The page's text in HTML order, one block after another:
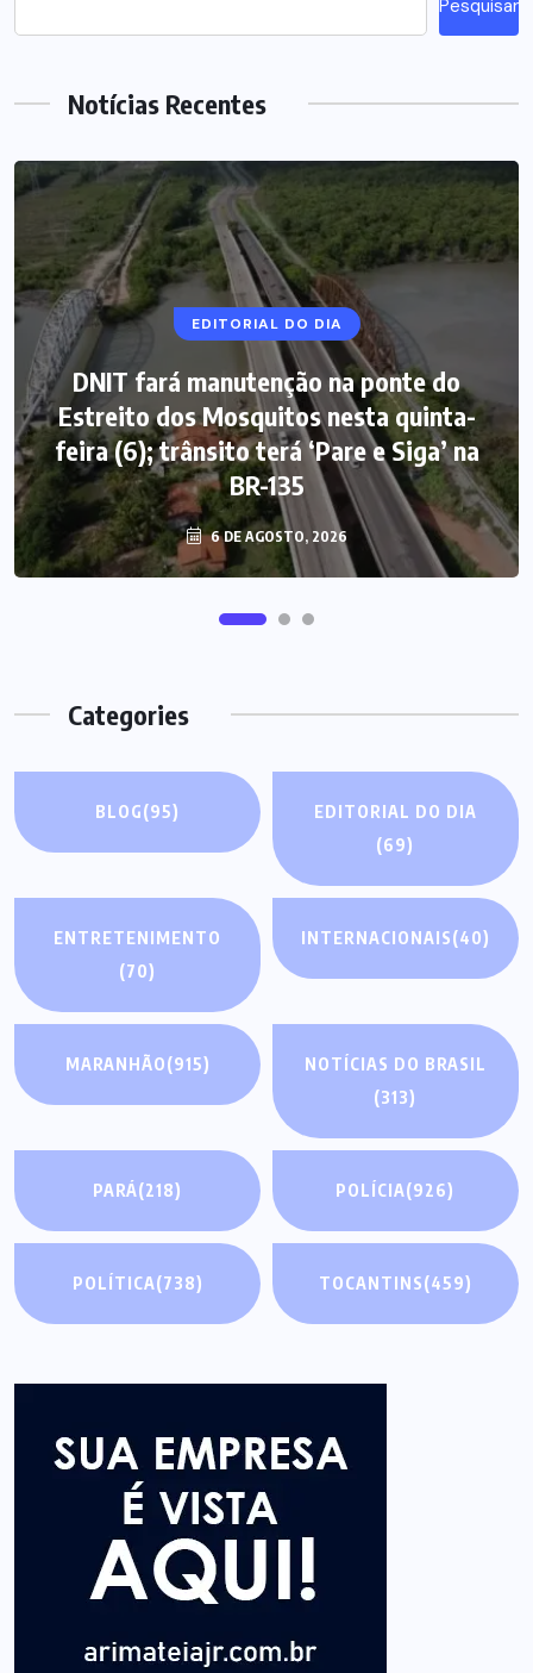
Pesquisar
Notícias Recentes
EDITORIAL DO DIA
DNIT fará manutenção na ponte do
Estreito dos Mosquitos nesta quinta-
feira (6); trânsito terá ‘Pare e Siga’ na
BR-135
6 DE AGOSTO, 2026
Categories
BLOG(95)
EDITORIAL DO DIA
(69)
ENTRETENIMENTO
(70)
INTERNACIONAIS(40)
MARANHÃO(915)
NOTÍCIAS DO BRASIL
(313)
PARÁ(218) POLÍCIA(926)
POLÍTICA(738) TOCANTINS(459)